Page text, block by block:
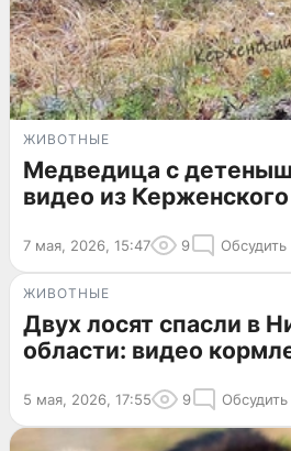
ЖИВОТНЫЕ
Медведица с
видео из
7 мая, 2026, 15:47 9 Обсудить
ЖИВОТНЫЕ
Двух лосят спасли в
области: видео
5 мая, 2026, 17:55 9 Обсудить